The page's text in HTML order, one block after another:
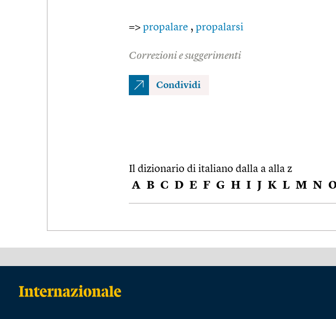
=> propalare , propalarsi
Correzioni e suggerimenti
Condividi
Il dizionario di italiano dalla a alla z
A B C D E F G H I J K L M N